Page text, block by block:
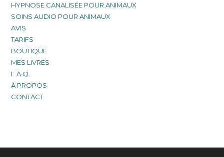
HYPNOSE CANALISÉE POUR ANIMAUX
SOINS AUDIO POUR ANIMAUX
AVIS
TARIFS
BOUTIQUE
MES LIVRES
F.A.Q.
À PROPOS
CONTACT